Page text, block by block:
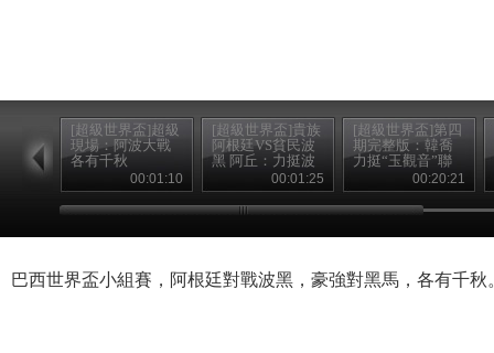
[超級世界盃]超級
現場：阿波大戰
各有千秋
00:01:10
[超級世界盃]貴族
阿根廷VS貧民波
黑 阿丘：力挺波
00:01:25
[超級世界盃]第四
期完整版：韓喬
力挺“玉觀音”聯
00:20:21
巴西世界盃小組賽，阿根廷對戰波黑，豪強對黑馬，各有千秋